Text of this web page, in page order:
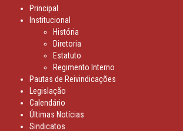
Principal
Institucional
História
Diretoria
Estatuto
Regimento Interno
Pautas de Reivindicações
Legislação
Calendário
Últimas Notícias
Sindicatos